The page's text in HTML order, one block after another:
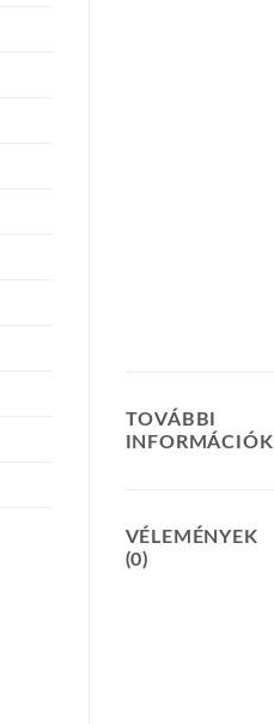
TOVÁBBI
INFORMÁCIÓK
VÉLEMÉNYEK
(0)